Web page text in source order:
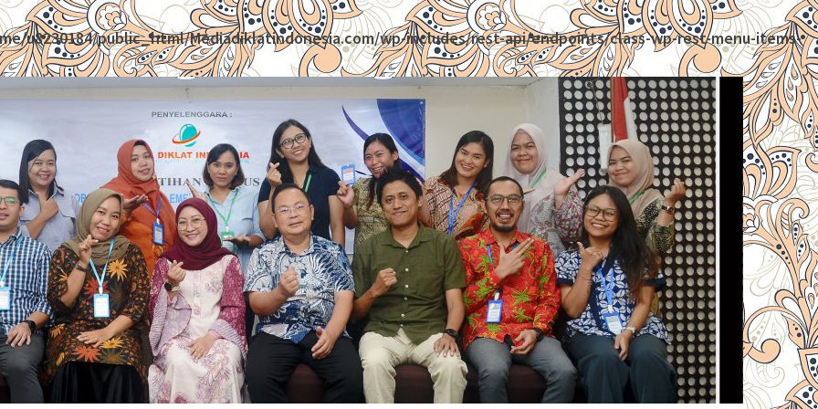
u8230184/public_html/Mediadiklatindonesia.com/wp-includes/rest-api/endpoints/class-wp-rest-menu-items-